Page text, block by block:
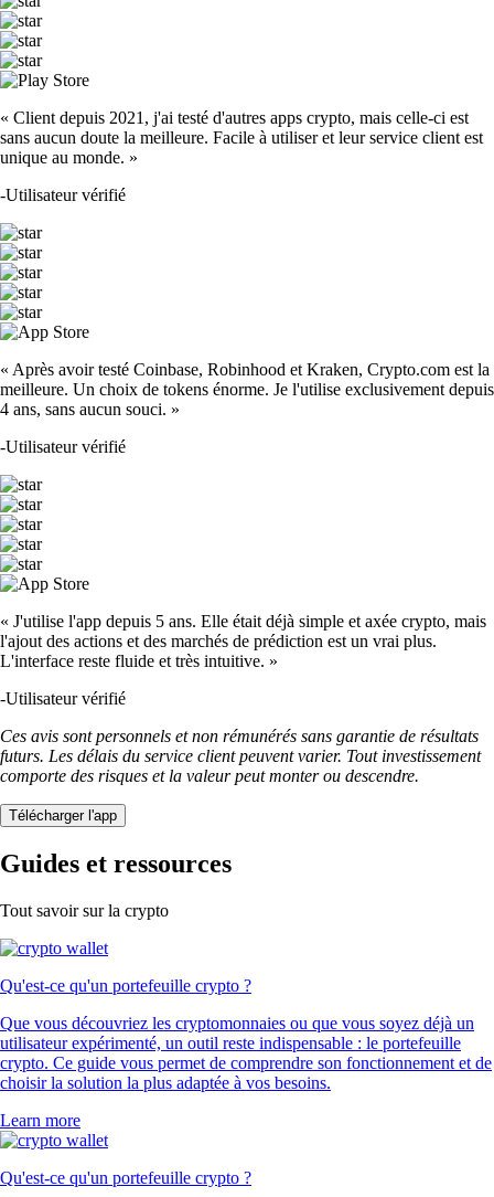
« Client depuis 2021, j'ai testé d'autres apps crypto, mais celle-ci est
sans aucun doute la meilleure. Facile à utiliser et leur service client est
unique au monde. »
-Utilisateur vérifié
« Après avoir testé Coinbase, Robinhood et Kraken, Crypto.com est la
meilleure. Un choix de tokens énorme. Je l'utilise exclusivement depuis
4 ans, sans aucun souci. »
-Utilisateur vérifié
« J'utilise l'app depuis 5 ans. Elle était déjà simple et axée crypto, mais
l'ajout des actions et des marchés de prédiction est un vrai plus.
L'interface reste fluide et très intuitive. »
-Utilisateur vérifié
Ces avis sont personnels et non rémunérés sans garantie de résultats
futurs. Les délais du service client peuvent varier. Tout investissement
comporte des risques et la valeur peut monter ou descendre.
Télécharger l'app
Guides et ressources
Tout savoir sur la crypto
Qu'est-ce qu'un portefeuille crypto ?
Que vous découvriez les cryptomonnaies ou que vous soyez déjà un
utilisateur expérimenté, un outil reste indispensable : le portefeuille
crypto. Ce guide vous permet de comprendre son fonctionnement et de
choisir la solution la plus adaptée à vos besoins.
Learn more
Qu'est-ce qu'un portefeuille crypto ?